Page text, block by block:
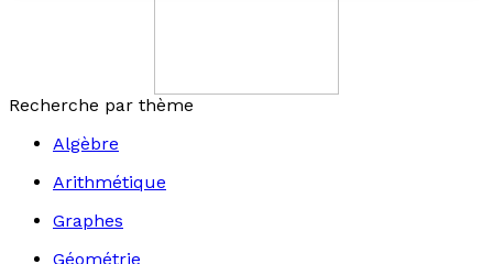
Recherche par thème
Algèbre
Arithmétique
Graphes
Géométrie